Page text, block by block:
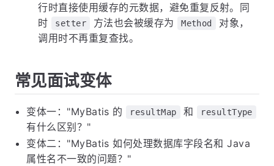
行时直接使用缓存的元数据，避免重复反射。同
时
setter 方法也会被缓存为 Method
对象，
调用时不再重复查找。
常见面试变体
变体一："MyBatis 的 resultMap 和 resultType
有什么区别？"
变体二："MyBatis 如何处理数据库字段名和 Java
属性名不一致的问题？"